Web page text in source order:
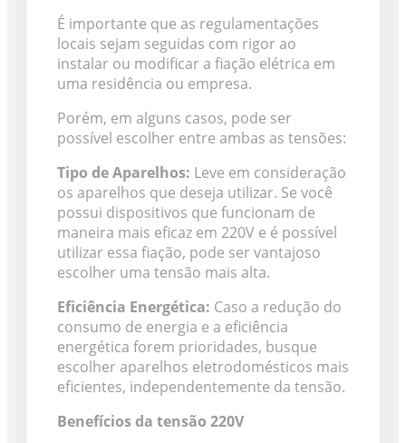
É importante que as regulamentações
locais sejam seguidas com rigor ao
instalar ou modificar a fiação elétrica em
uma residência ou empresa.
Porém, em alguns casos, pode ser
possível escolher entre ambas as tensões:
Tipo de Aparelhos: Leve em consideração
os aparelhos que deseja utilizar. Se você
possui dispositivos que funcionam de
maneira mais eficaz em 220V e é possível
utilizar essa fiação, pode ser vantajoso
escolher uma tensão mais alta.
Eficiência Energética: Caso a redução do
consumo de energia e a eficiência
energética forem prioridades, busque
escolher aparelhos eletrodomésticos mais
eficientes, independentemente da tensão.
Benefícios da tensão 220V